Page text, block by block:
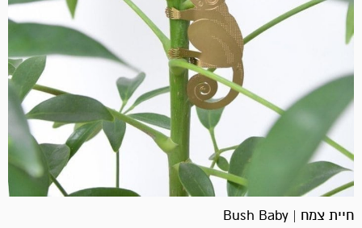
חיית צמח | Bush Baby